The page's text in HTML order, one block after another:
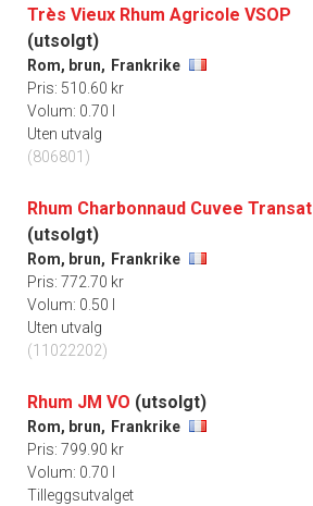
Très Vieux Rhum Agricole VSOP
(utsolgt)
Rom, brun, Frankrike
Pris: 510.60 kr
Volum: 0.70 l
Uten utvalg
(806801)
Rhum Charbonnaud Cuvee Transat
(utsolgt)
Rom, brun, Frankrike
Pris: 772.70 kr
Volum: 0.50 l
Uten utvalg
(11022202)
Rhum JM VO (utsolgt)
Rom, brun, Frankrike
Pris: 799.90 kr
Volum: 0.70 l
Tilleggsutvalget